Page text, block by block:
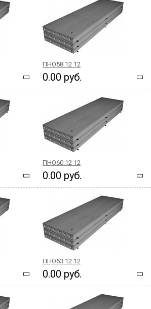
ПНО58.12 12
0.00 руб.
ПНО60.12 12
0.00 руб.
ПНО63.12 12
0.00 руб.